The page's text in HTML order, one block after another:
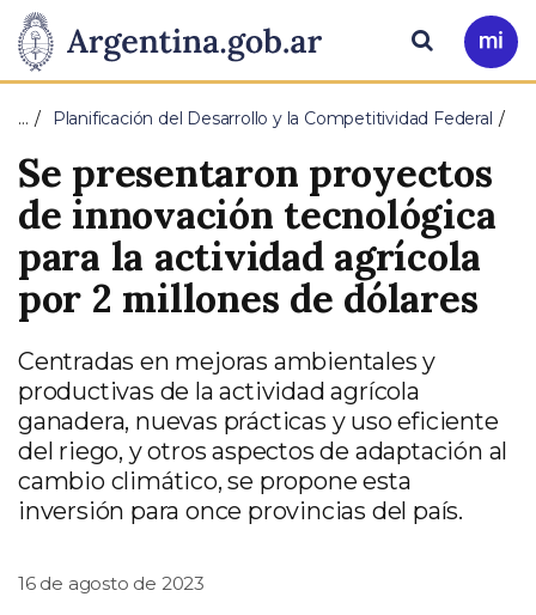
Presidencia
de
la
Nación
Pasar al contenido principal
Ir
a
Buscar
… Planificación del Desarrollo y la Competitividad Federal
Se presentaron proyectos
de innovación tecnológica
para la actividad agrícola
por 2 millones de dólares
Centradas en mejoras ambientales y
productivas de la actividad agrícola
ganadera, nuevas prácticas y uso eficiente
del riego, y otros aspectos de adaptación al
cambio climático, se propone esta
inversión para once provincias del país.
16 de agosto de 2023